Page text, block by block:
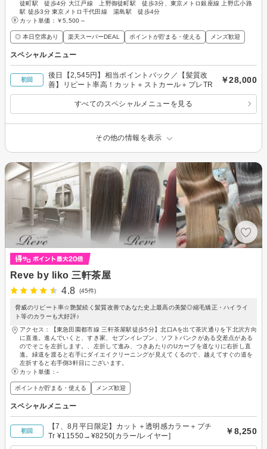
徒町駅 徒歩4分 大江戸線 上野御徒町駅 徒歩3分、東京メトロ銀座線 上野広小路
駅 徒歩3分 東京メトロ千代田線 湯島駅 徒歩4分
カット単価： ￥5,500～
◎ 本日空席あり 楽天スーパーDEAL ポイントが貯まる・使える メンズ歓迎
スペシャルメニュー
初回
後日【2,545円】相当ポイントバック／【髪質改
善】リピート率高！カット＋ストカール＋プレTR
￥28,000
すべてのスペシャルメニューを見る
その他の情報を表示
Reve by liko 三軒茶屋
4.8
(45件)
脅威のリピート率☆艶髪続く髪質改善であなた史上最高の美髪◎縮毛矯正・ハイライ
ト等のカラーも大好評♪
アクセス：【東急田園都市線 三軒茶屋駅徒歩5分】北口Aを出て茶沢通りを下北沢方向
に直進。進んでいくと、すき家、セブンイレブン、ソフトバンクがある交差点がある
のでそこを左折します。、左折して進み、つきあたりのUカーブを道なりに右折し直
進。緑道を渡ると右手にダイエイクリーニングが見えてくるので、越えてすぐの道を
左折すると右手側3軒目にございます。
カット単価： -
ポイントが貯まる・使える メンズ歓迎
スペシャルメニュー
初回
【7、8月平日限定】カット＋透明感カラー＋プチ
Tr ¥11550→¥8250[カラー/レイヤー]
￥8,250